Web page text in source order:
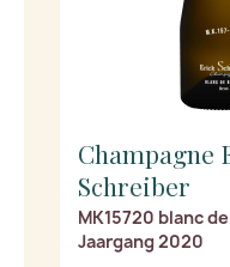
Champagne
Schreiber
MK15720 blanc
Jaargang 2020